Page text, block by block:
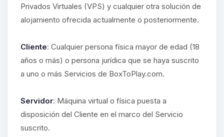
Privados Virtuales (VPS) y cualquier otra solución de
alojamiento ofrecida actualmente o posteriormente.
Cliente: Cualquier persona física mayor de edad (18
años o más) o persona jurídica que se haya suscrito
a uno o más Servicios de BoxToPlay.com.
Servidor: Máquina virtual o física puesta a
disposición del Cliente en el marco del Servicio
suscrito.